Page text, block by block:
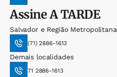
AssineA TARDE
Salvador e Região Metropolitana
(71) 2886-1613
Demais localidades
71 2886-1613